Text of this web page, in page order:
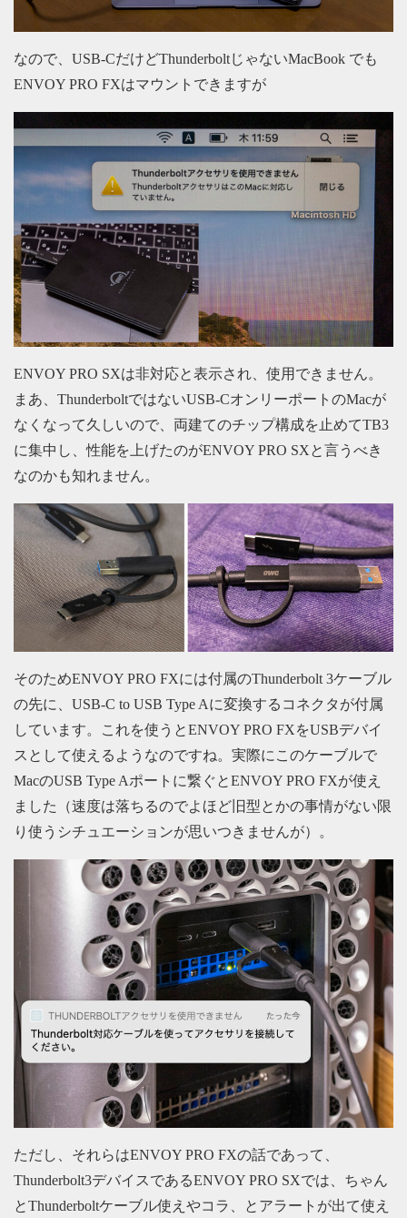
なので、USB-CだけどThunderboltじゃないMacBook でも
ENVOY PRO FXはマウントできますが
ENVOY PRO SXは非対応と表示され、使用できません。
まあ、ThunderboltではないUSB-CオンリーポートのMacが
なくなって久しいので、両建てのチップ構成を止めてTB3
に集中し、性能を上げたのがENVOY PRO SXと言うべき
なのかも知れません。
そのためENVOY PRO FXには付属のThunderbolt 3ケーブル
の先に、USB-C to USB Type Aに変換するコネクタが付属
しています。これを使うとENVOY PRO FXをUSBデバイ
スとして使えるようなのですね。実際にこのケーブルで
MacのUSB Type Aポートに繋ぐとENVOY PRO FXが使え
ました（速度は落ちるのでよほど旧型とかの事情がない限
り使うシチュエーションが思いつきませんが）。
ただし、それらはENVOY PRO FXの話であって、
Thunderbolt3デバイスであるENVOY PRO SXでは、ちゃん
とThunderboltケーブル使えやコラ、とアラートが出て使え